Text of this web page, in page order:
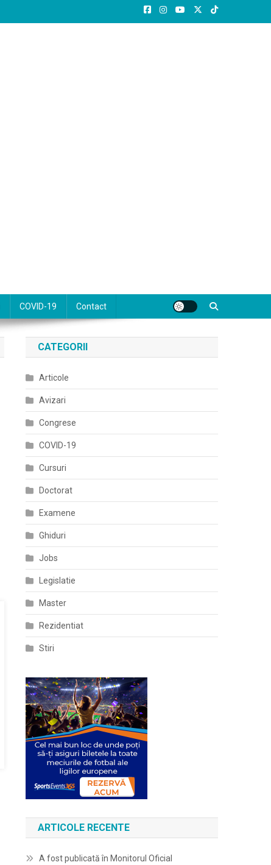
COVID-19 Contact
CATEGORII
Articole
Avizari
Congrese
COVID-19
Cursuri
Doctorat
Examene
Ghiduri
Jobs
Legislatie
Master
Rezidentiat
Stiri
ARTICOLE RECENTE
A fost publicată în Monitorul Oficial